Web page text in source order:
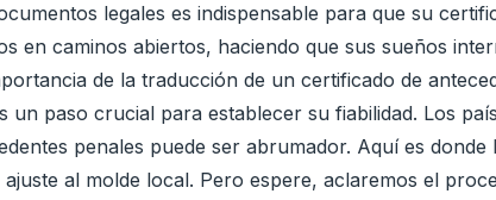
legales es indispensable para que su
en caminos abiertos, haciendo que sus sueños
de la traducción de un certificado de
paso crucial para establecer su fiabilidad. Los
penales puede ser abrumador. Aquí es donde
al molde local. Pero espere, aclaremos el